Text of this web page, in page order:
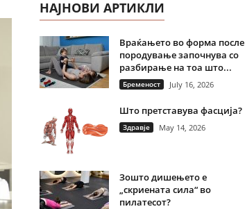
НАЈНОВИ АРТИКЛИ
Враќањето во форма после
породување започнува со
разбирање на тоа што...
Бременост July 16, 2026
Што претставува фасција?
Здравје May 14, 2026
Зошто дишењето е
„скриената сила“ во
пилатесот?